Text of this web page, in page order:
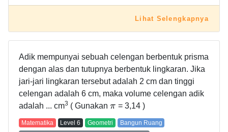
Lihat Selengkapnya
Adik mempunyai sebuah celengan berbentuk prisma
dengan alas dan tutupnya berbentuk lingkaran. Jika
jari-jari lingkaran tersebut adalah 2 cm dan tinggi
celengan adalah 6 cm, maka volume celengan adik
adalah ... cm3 ( Gunakan π = 3,14 )
Matematika Level 6 Geometri
Bangun Ruang